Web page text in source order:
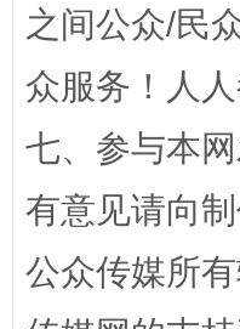
在谋一域中谋
之间公众/民
众服务！人人
七、参与本
有意见请向
公众传媒所